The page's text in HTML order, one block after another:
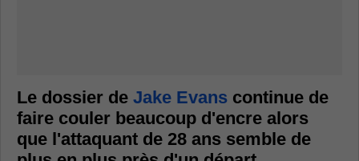
Le dossier de Jake Evans continue de
faire couler beaucoup d'encre alors
que l'attaquant de 28 ans semble de